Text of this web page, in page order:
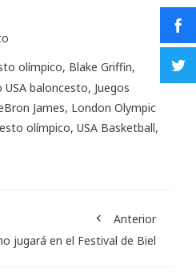
olímpico, Blake Griffin,
USA baloncesto, Juegos
James, London Olympic
olímpico, USA Basketball,
Anterior
jugará en el Festival de Biel